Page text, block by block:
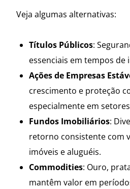
Veja algumas alternativas:
Títulos Públicos:
essenciais em tempos de
Ações de Empresas
crescimento e proteção
especialmente em
Fundos Imobiliários:
retorno consistente com
imóveis e aluguéis.
Commodities: Ouro,
mantêm valor em